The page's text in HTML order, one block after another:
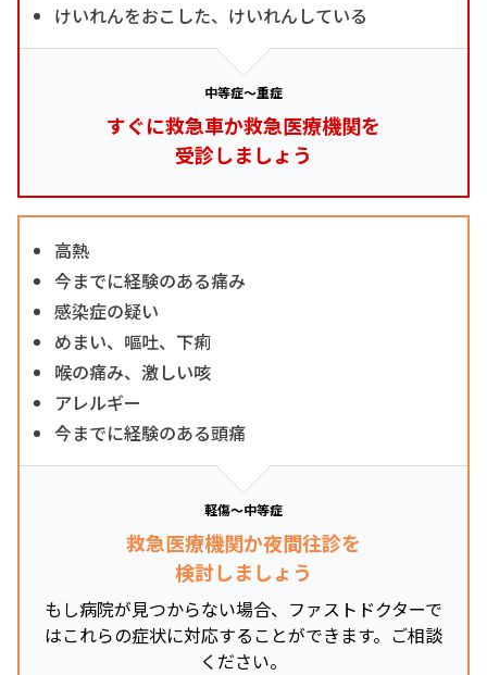
けいれんをおこした、けいれんしている
中等症～重症
すぐに救急車か救急医療機関を
受診しましょう
高熱
今までに経験のある痛み
感染症の疑い
めまい、嘔吐、下痢
喉の痛み、激しい咳
アレルギー
今までに経験のある頭痛
軽傷～中等症
救急医療機関か夜間往診を
検討しましょう
もし病院が見つからない場合、ファストドクターで
はこれらの症状に対応することができます。ご相談
ください。